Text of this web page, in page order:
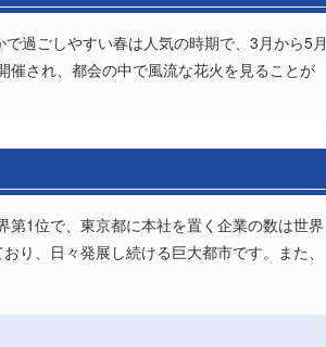
過ごしやすい春は人気の時期で、3月から5月
催され、都会の中で風流な花火を見ることが
1位で、東京都に本社を置く企業の数は世界
り、日々発展し続ける巨大都市です。また、